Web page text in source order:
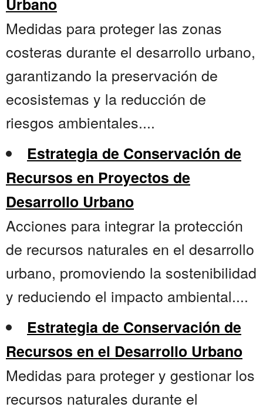
Medidas para proteger las zonas
costeras durante el desarrollo urbano,
garantizando la preservación de
ecosistemas y la reducción de
riesgos ambientales....
Estrategia de Conservación de
Recursos en Proyectos de
Desarrollo Urbano
Acciones para integrar la protección
de recursos naturales en el desarrollo
urbano, promoviendo la sostenibilidad
y reduciendo el impacto ambiental....
Estrategia de Conservación de
Recursos en el Desarrollo Urbano
Medidas para proteger y gestionar los
recursos naturales durante el